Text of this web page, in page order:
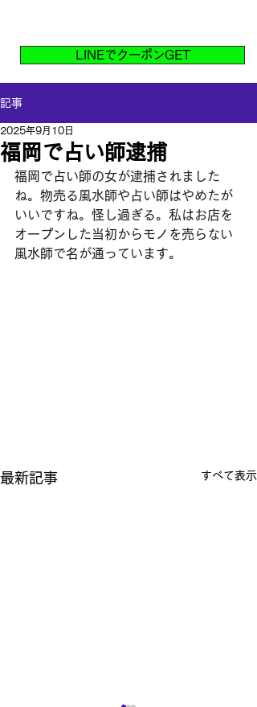
LINEでクーポンGET
記事
福岡で占い師逮捕
2025年9月10日
福岡で占い師の女が逮捕されました
ね。物売る風水師や占い師はやめたが
いいですね。怪し過ぎる。私はお店を
オープンした当初からモノを売らない
風水師で名が通っています。
最新記事 すべて表示